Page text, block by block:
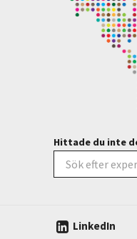
Hittade du inte
LinkedIn